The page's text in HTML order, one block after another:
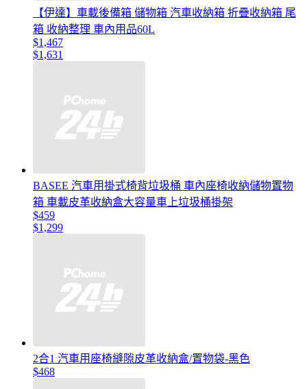
【伊達】車載後備箱 儲物箱 汽車收納箱 折疊收納箱 尾
箱 收納整理 車內用品60L
$1,467
$1,631
BASEE 汽車用掛式椅背垃圾桶 車內座椅收納儲物置物
箱 車載皮革收納盒大容量車上垃圾桶掛架
$459
$1,299
2合1 汽車用座椅縫隙皮革收納盒/置物袋-黑色
$468